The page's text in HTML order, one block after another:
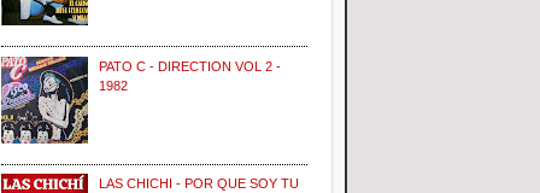
PATO C - DIRECTION VOL 2 -
1982
LAS CHICHI - POR QUE SOY TU